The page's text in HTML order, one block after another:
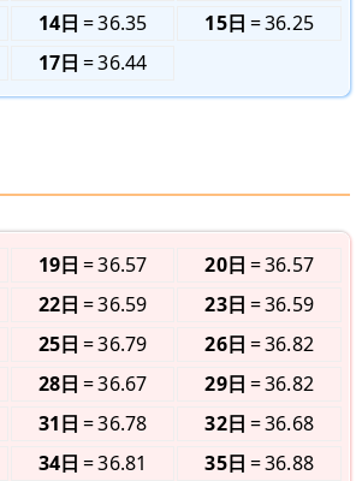
14日 36.35 15日
36.25
17日 36.44
19日 36.57 20日
36.57
22日 36.59 23日
36.59
25日 36.79 26日
36.82
28日 36.67 29日
36.82
31日 36.78 32日
36.68
34日 36.81 35日
36.88